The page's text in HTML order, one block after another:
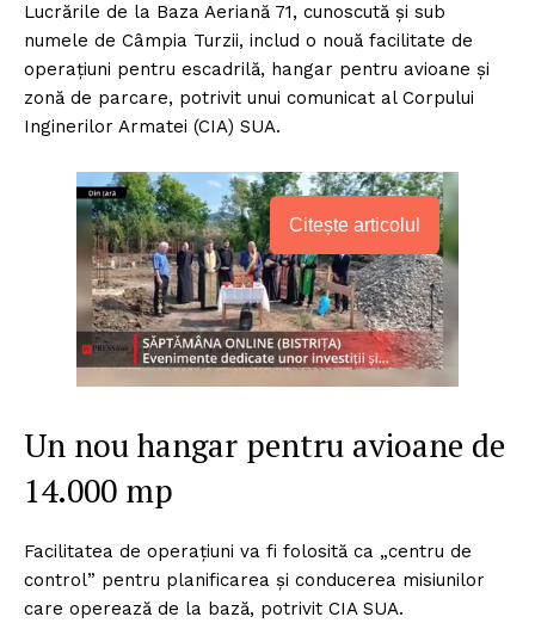
Lucrările de la Baza Aeriană 71, cunoscută și sub
numele de Câmpia Turzii, includ o nouă facilitate de
operațiuni pentru escadrilă, hangar pentru avioane și
zonă de parcare, potrivit unui comunicat al Corpului
Inginerilor Armatei (CIA) SUA.
Citește articolul
Un nou hangar pentru avioane de
14.000 mp
Facilitatea de operațiuni va fi folosită ca „centru de
control” pentru planificarea și conducerea misiunilor
care operează de la bază, potrivit CIA SUA.